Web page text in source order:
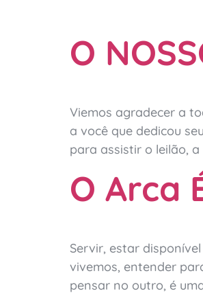
O
Viemos agradecer a
a você que dedicou
para assistir o leilão,
O Arca
Servir, estar
vivemos, entender
pensar no outro, é